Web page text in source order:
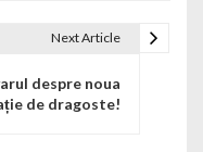
Next Article
despre noua
de dragoste!